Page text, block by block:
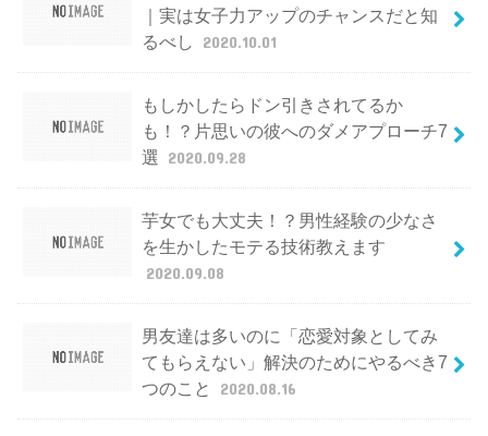
｜実は女子力アップのチャンスだと知
るべし
2020.10.01
もしかしたらドン引きされてるか
も！？片思いの彼へのダメアプローチ7
選 2020.09.28
芋女でも大丈夫！？男性経験の少なさ
を生かしたモテる技術教えます
2020.09.08
男友達は多いのに「恋愛対象としてみ
てもらえない」解決のためにやるべき7
つのこと
2020.08.16